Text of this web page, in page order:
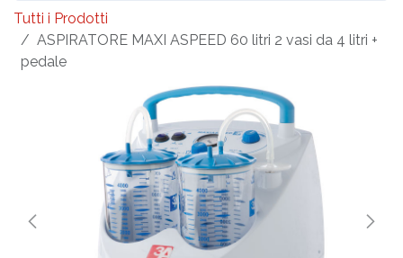
Tutti i Prodotti
ASPIRATORE MAXI ASPEED 60 litri 2 vasi da 4 litri +
pedale